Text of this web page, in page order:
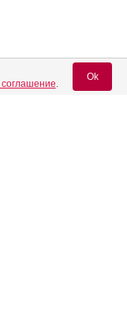
соглашение.
Ok